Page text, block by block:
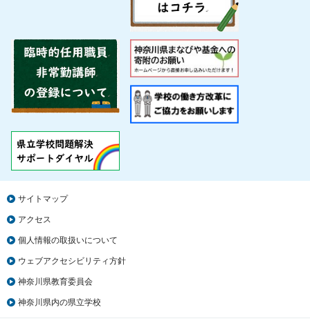
サイトマップ
アクセス
個人情報の取扱いについて
ウェブアクセシビリティ方針
神奈川県教育委員会
神奈川県内の県立学校